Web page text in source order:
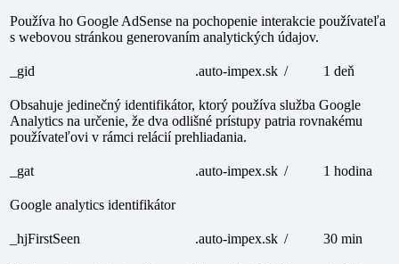
Používa ho Google AdSense na pochopenie interakcie používateľa
s webovou stránkou generovaním analytických údajov.
_gid .auto-impex.sk / 1 deň
Obsahuje jedinečný identifikátor, ktorý používa služba Google
Analytics na určenie, že dva odlišné prístupy patria rovnakému
používateľovi v rámci relácií prehliadania.
_gat .auto-impex.sk / 1 hodina
Google analytics identifikátor
_hjFirstSeen .auto-impex.sk / 30 min